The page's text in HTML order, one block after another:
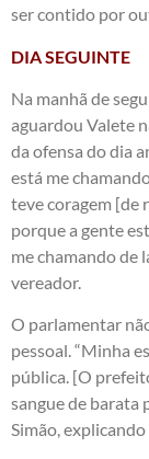
ser contido por
DIA SEGUINTE
Na manhã de
aguardou Valete
da ofensa do dia
está me
teve coragem [de
porque a gente
me chamando de
vereador.
O parlamentar
pessoal. “Minha
pública. [O
sangue de barata
Simão,